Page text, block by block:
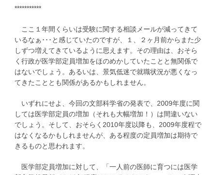
***********
ここ１年間くらいは受験に関する相談メールが減ってきて
いるなぁ･･･と感じていたのですが、１、２ヶ月前からまた少
しずつ増えてきているように思えます。その理由は、おそら
く行政が医学部定員増加をほのめかしていたことと無関係で
はないでしょう。あるいは、景気低迷で就職状況が悪くなっ
てきたこととも関係があるかもしれません。
いずれにせよ、今回の文部科学省の発表で、2009年度に関
しては医学部定員の増加（それも大幅増加！）は間違いない
でしょう。そして、おそらく2010年度以降も、2009年度程で
はなくなるかもしれませんが、ある程度の定員増加は期待で
きるものと思われます。
医学部定員増加に対して、「一人前の医師に育つには医学